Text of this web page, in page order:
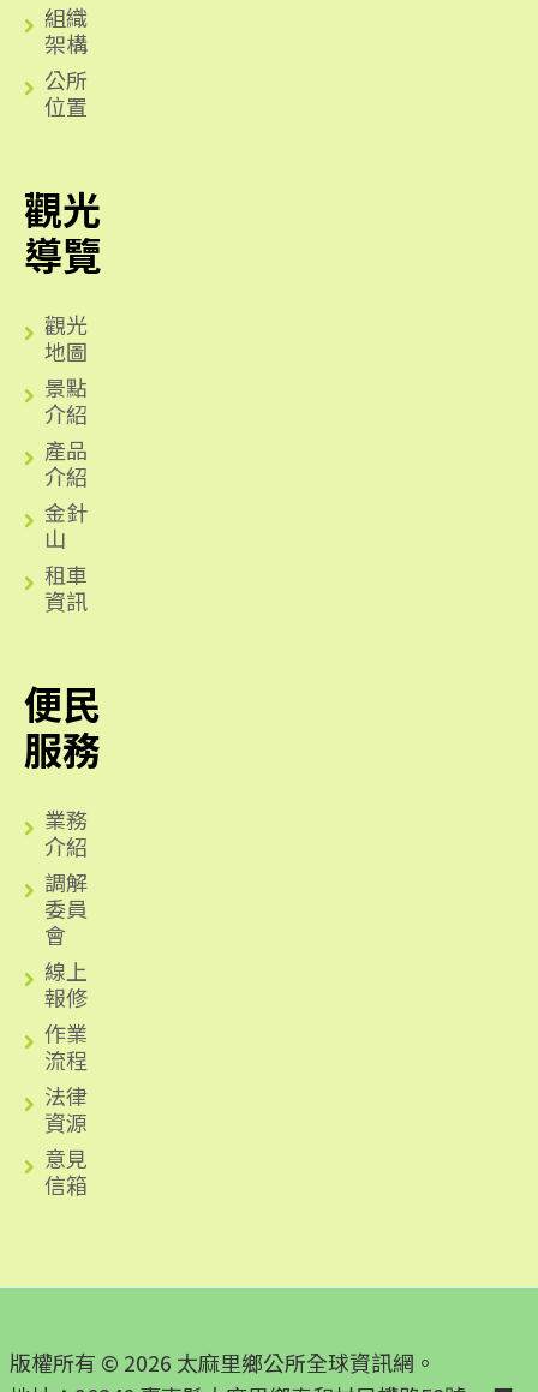
組織
架構
公所
位置
觀光
導覽
觀光
地圖
景點
介紹
產品
介紹
金針
山
租車
資訊
便民
服務
業務
介紹
調解
委員
會
線上
報修
作業
流程
法律
資源
意見
信箱
版權所有 © 2026 太麻里鄉公所全球資訊網。